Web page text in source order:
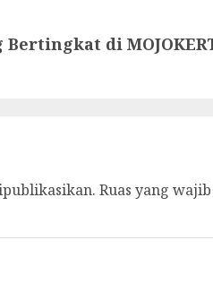
di
Ruas yang